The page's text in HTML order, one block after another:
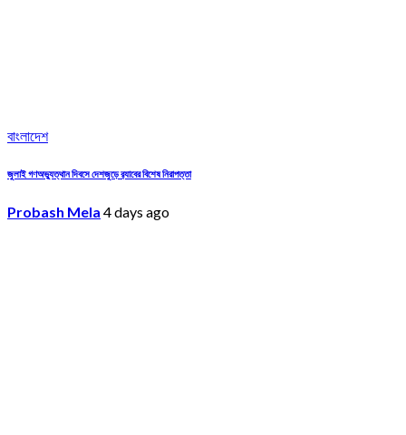
বাংলাদেশ
জুলাই গণঅভ্যুত্থান দিবসে দেশজুড়ে র‌্যাবের বিশেষ নিরাপত্তা
Probash Mela 4 days ago